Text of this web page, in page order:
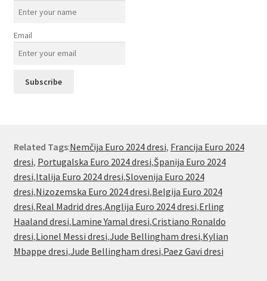
Email
Related Tags:Nemčija Euro 2024 dresi, Francija Euro 2024
dresi, Portugalska Euro 2024 dresi,Španija Euro 2024
dresi,Italija Euro 2024 dresi,Slovenija Euro 2024
dresi,Nizozemska Euro 2024 dresi,Belgija Euro 2024
dresi,Real Madrid dres,Anglija Euro 2024 dresi,Erling
Haaland dresi,Lamine Yamal dresi,Cristiano Ronaldo
dresi,Lionel Messi dresi,Jude Bellingham dresi,Kylian
Mbappe dresi,Jude Bellingham dresi,Paez Gavi dresi